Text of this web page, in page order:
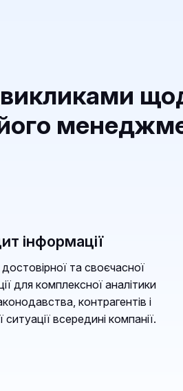
інформації
та своєчасної
для комплексної аналітики
контрагентів і
ситуації всередині компанії.